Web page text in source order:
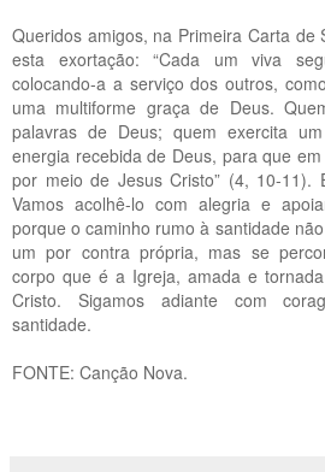
Queridos amigos, na Primeira Carta de
esta exortação: “Cada um viva
colocando-a a serviço dos outros,
uma multiforme graça de Deus.
palavras de Deus; quem exercita
energia recebida de Deus, para que
por meio de Jesus Cristo” (4, 10-11).
Vamos acolhê-lo com alegria e
porque o caminho rumo à santidade
um por contra própria, mas se
corpo que é a Igreja, amada e
Cristo. Sigamos adiante com
santidade.
FONTE: Canção Nova.